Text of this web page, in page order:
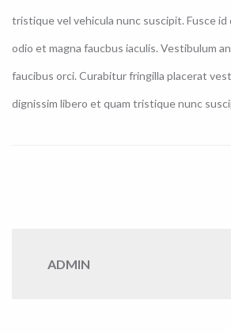
tristique vel vehicula nunc suscipit. Fusce id
odio et magna faucbus iaculis. Vestibulum
faucibus orci. Curabitur fringilla placerat
dignissim libero et quam tristique nunc
ADMIN